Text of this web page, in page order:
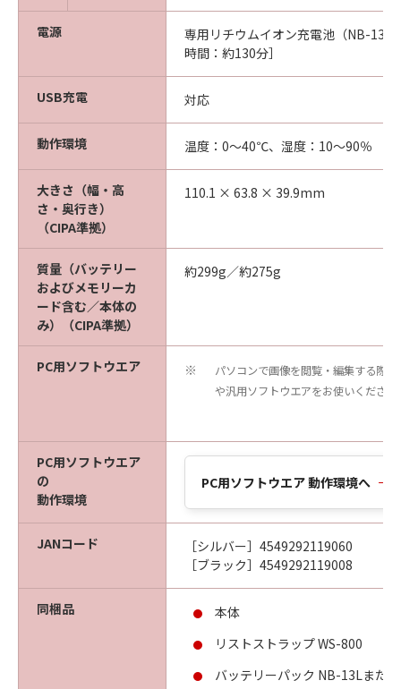
電源
専用リチウムイオン充電池（NB-
時間：約130分］
USB充電 対応
動作環境 温度：0～40℃、湿度：10～90％
大きさ（幅・高
さ・奥行き）
（CIPA準拠）
110.1 × 63.8 × 39.9mm
質量（バッテリー
およびメモリーカ
ード含む／本体の
み）（CIPA準拠）
約299g／約275g
PC用ソフトウエア ※
パソコンで画像を閲覧・編集する際
や汎用ソフトウエアをお使いください
PC用ソフトウエア
の
動作環境
PC用ソフトウエア 動作環境へ
JANコード
［シルバー］4549292119060
［ブラック］4549292119008
同梱品
本体
リストストラップ WS-800
バッテリーパック NB-13Lまた